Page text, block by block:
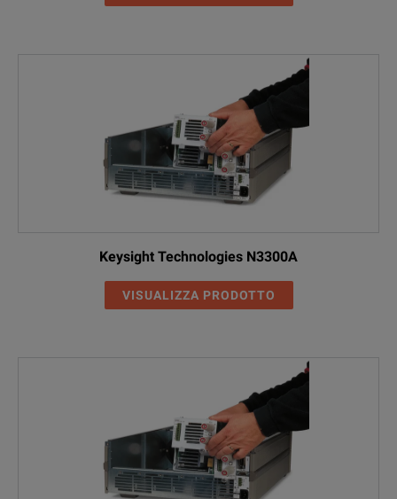
Keysight Technologies N3300A
VISUALIZZA PRODOTTO